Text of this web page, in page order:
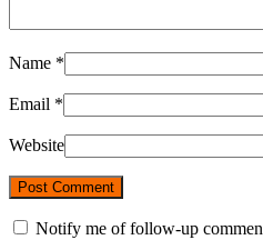
Name *
Email *
Website
Notify me of follow-up